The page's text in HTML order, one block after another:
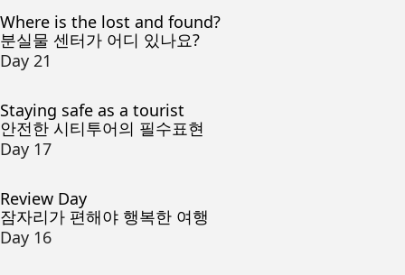
Where is the lost and found?
분실물 센터가 어디 있나요?
Day 21
Staying safe as a tourist
안전한 시티투어의 필수표현
Day 17
Review Day
잠자리가 편해야 행복한 여행
Day 16